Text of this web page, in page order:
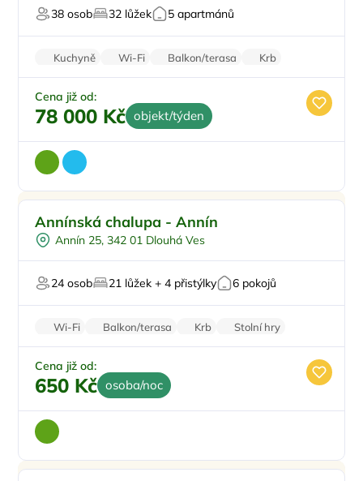
Firemní akce/teambuilding
38 osob 32 lůžek 5 apartmánů
Kuchyně Wi-Fi Balkon/terasa
Krb
Klimatizace
Cena již od:
78 000 Kč objekt/týden
U lesa
U vody
V chráněném uzemí
Annínská chalupa - Annín
Annín 25, 342 01 Dlouhá Ves
24 osob 21 lůžek + 4 přistýlky 6 pokojů
Wi-Fi Balkon/terasa Krb
Stolní hry
Parkování zdarma
Cena již od:
650 Kč osoba/noc